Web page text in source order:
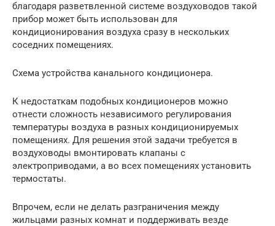
благодаря разветвленной системе воздуховодов такой
прибор может быть использован для
кондиционирования воздуха сразу в нескольких
соседних помещениях.
Схема устройства канального кондиционера.
К недостаткам подобных кондиционеров можно
отнести сложность независимого регулирования
температуры воздуха в разных кондиционируемых
помещениях. Для решения этой задачи требуется в
воздуховоды вмонтировать клапаны с
электроприводами, а во всех помещениях установить
термостаты.
Впрочем, если не делать разграничения между
жильцами разных комнат и поддерживать везде